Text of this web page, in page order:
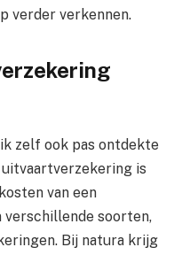
verder verkennen.
zelf ook pas ontdekte
is
van een
soorten,
Bij natura krijg